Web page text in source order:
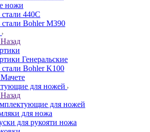
ножи
440С
Bohler M390
Назад
Генеральские
Bohler K100
для ножей
Назад
для ножей
для ножа
для рукояти ножа